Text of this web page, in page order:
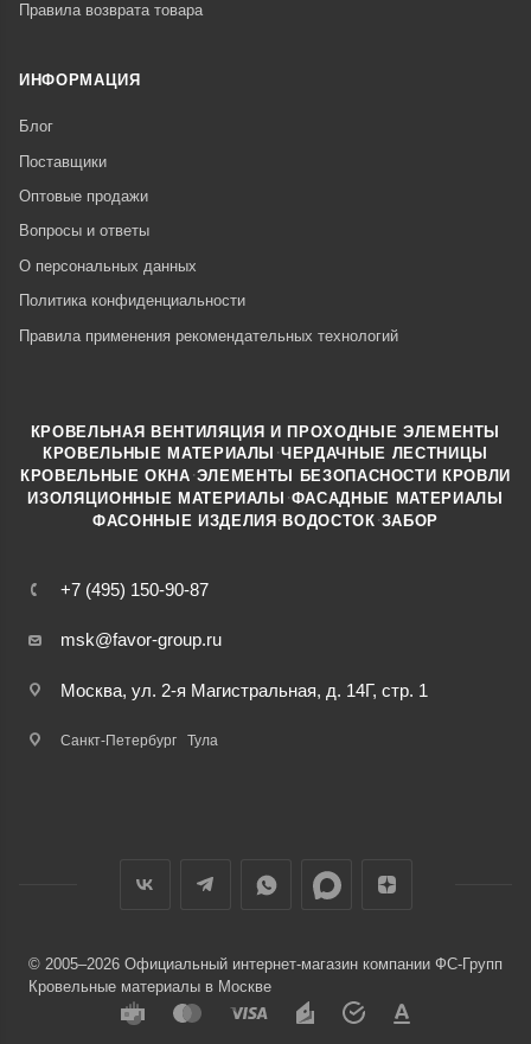
Правила возврата товара
ИНФОРМАЦИЯ
Блог
Поставщики
Оптовые продажи
Вопросы и ответы
О персональных данных
Политика конфиденциальности
Правила применения рекомендательных технологий
+7 (495) 150-90-87
msk@favor-group.ru
Москва, ул. 2-я Магистральная, д. 14Г, стр. 1
Санкт-Петербург Тула
КРОВЕЛЬНАЯ ВЕНТИЛЯЦИЯ И ПРОХОДНЫЕ ЭЛЕМЕНТЫ
КРОВЕЛЬНЫЕ МАТЕРИАЛЫ ·ЧЕРДАЧНЫЕ ЛЕСТНИЦЫ
КРОВЕЛЬНЫЕ ОКНА ·ЭЛЕМЕНТЫ БЕЗОПАСНОСТИ КРОВЛИ
ИЗОЛЯЦИОННЫЕ МАТЕРИАЛЫ ·ФАСАДНЫЕ МАТЕРИАЛЫ
ФАСОННЫЕ ИЗДЕЛИЯ·ВОДОСТОК ·ЗАБОР
© 2005–2026 Официальный интернет-магазин компании ФС-Групп
Кровельные материалы в Москве